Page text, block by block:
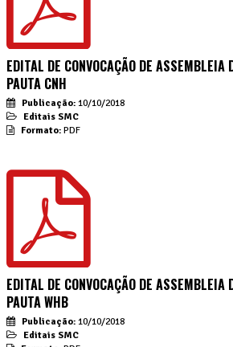
EDITAL DE CONVOCAÇÃO DE ASSEMBLEIA
PAUTA CNH
Publicação: 10/10/2018
Editais SMC
Formato: PDF
EDITAL DE CONVOCAÇÃO DE ASSEMBLEIA
PAUTA WHB
Publicação: 10/10/2018
Editais SMC